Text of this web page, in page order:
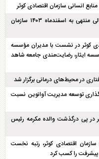
انسانی سازمان اقتصادی کوثر
مجمع عمومی عادی بطور فوق‌العاده سال مالی منتهی به اسفند‌ماه ۱۴۰۳ سازمان
کوثر در نشست با مدیران مؤسسه
ایثار، رضایت‌مندی جامعه شاهد
در محیط‌های درمانی برگزار شد
توسعه مدیریت آوانوین نسبت
در پی درگذشت والده مکرمه رئیس
اقتصادی کوثر، رتبه نخست
پیشرفت را کسب کرد